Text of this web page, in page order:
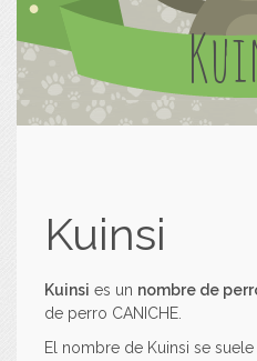
Kuinsi
Kuinsi es un nombre de
de perro CANICHE.
El nombre de Kuinsi se